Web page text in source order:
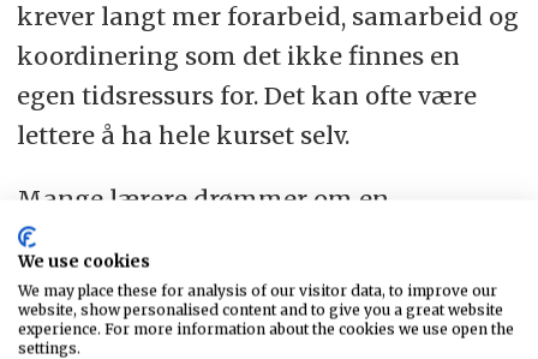
krever langt mer forarbeid, samarbeid og
koordinering som det ikke finnes en
egen tidsressurs for. Det kan ofte være
lettere å ha hele kurset selv.
Mange lærere drømmer om en
timeplanlegging som er mer pedagogisk
forankret. Slik det er nå mange steder,
oppleves en uryddig og skiftende
We use cookies
We may place these for analysis of our visitor data, to improve our
website, show personalised content and to give you a great website
experience. For more information about the cookies we use open the
settings.